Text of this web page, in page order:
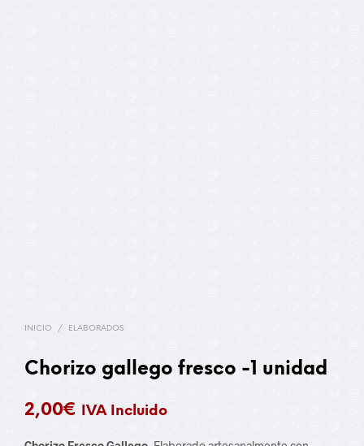
INICIO / ELABORADOS
Chorizo gallego fresco -1 unidad
2,00€ IVA Incluido